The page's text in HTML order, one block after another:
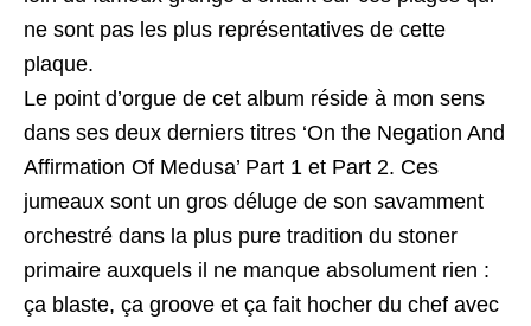
ne sont pas les plus représentatives de cette
plaque.
Le point d’orgue de cet album réside à mon sens
dans ses deux derniers titres ‘On the Negation And
Affirmation Of Medusa’ Part 1 et Part 2. Ces
jumeaux sont un gros déluge de son savamment
orchestré dans la plus pure tradition du stoner
primaire auxquels il ne manque absolument rien :
ça blaste, ça groove et ça fait hocher du chef avec